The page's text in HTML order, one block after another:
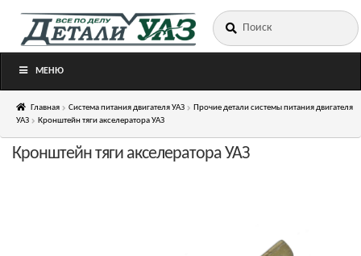
Перейти
Перейти
Искать:
МЕНЮ
Главная Система питания двигателя УАЗ
Прочие детали системы питания двигателя
УАЗ
Кронштейн тяги акселератора УАЗ
Кронштейн тяги акселератора УАЗ